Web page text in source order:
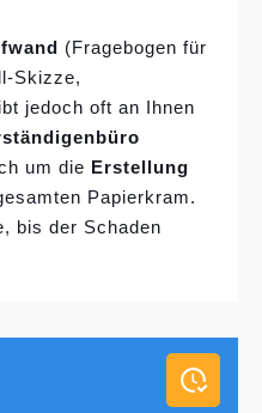
(Fragebogen für
Skizze,
jedoch oft an Ihnen
um die Erstellung
Papierkram.
bis der Schaden